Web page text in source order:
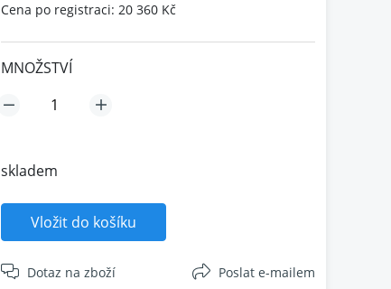
Cena po registraci: 20 360 Kč
MNOŽSTVÍ
skladem
Vložit do košíku
Dotaz na zboží Poslat e-mailem